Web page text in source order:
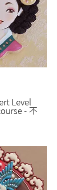
Level
- 不